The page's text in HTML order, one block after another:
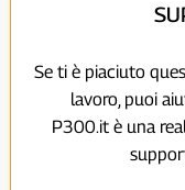
Se ti è piaciuto
lavoro, puoi
P300.it è una